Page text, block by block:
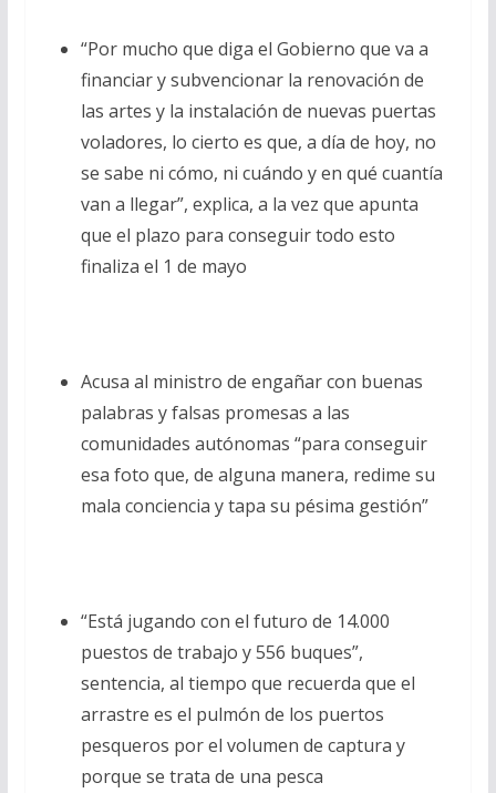
“Por mucho que diga el Gobierno que va a
financiar y subvencionar la renovación de
las artes y la instalación de nuevas puertas
voladores, lo cierto es que, a día de hoy, no
se sabe ni cómo, ni cuándo y en qué cuantía
van a llegar”, explica, a la vez que apunta
que el plazo para conseguir todo esto
finaliza el 1 de mayo
Acusa al ministro de engañar con buenas
palabras y falsas promesas a las
comunidades autónomas “para conseguir
esa foto que, de alguna manera, redime su
mala conciencia y tapa su pésima gestión”
“Está jugando con el futuro de 14.000
puestos de trabajo y 556 buques”,
sentencia, al tiempo que recuerda que el
arrastre es el pulmón de los puertos
pesqueros por el volumen de captura y
porque se trata de una pesca